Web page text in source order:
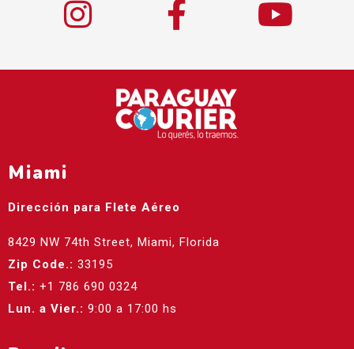
Miami
Dirección para Flete Aéreo
8429 NW 74th Street, Miami, Florida
Zip Code.: 33195
Tel.: +1 786 690 0324
Lun. a Vier.: 9:00 a 17:00 hs